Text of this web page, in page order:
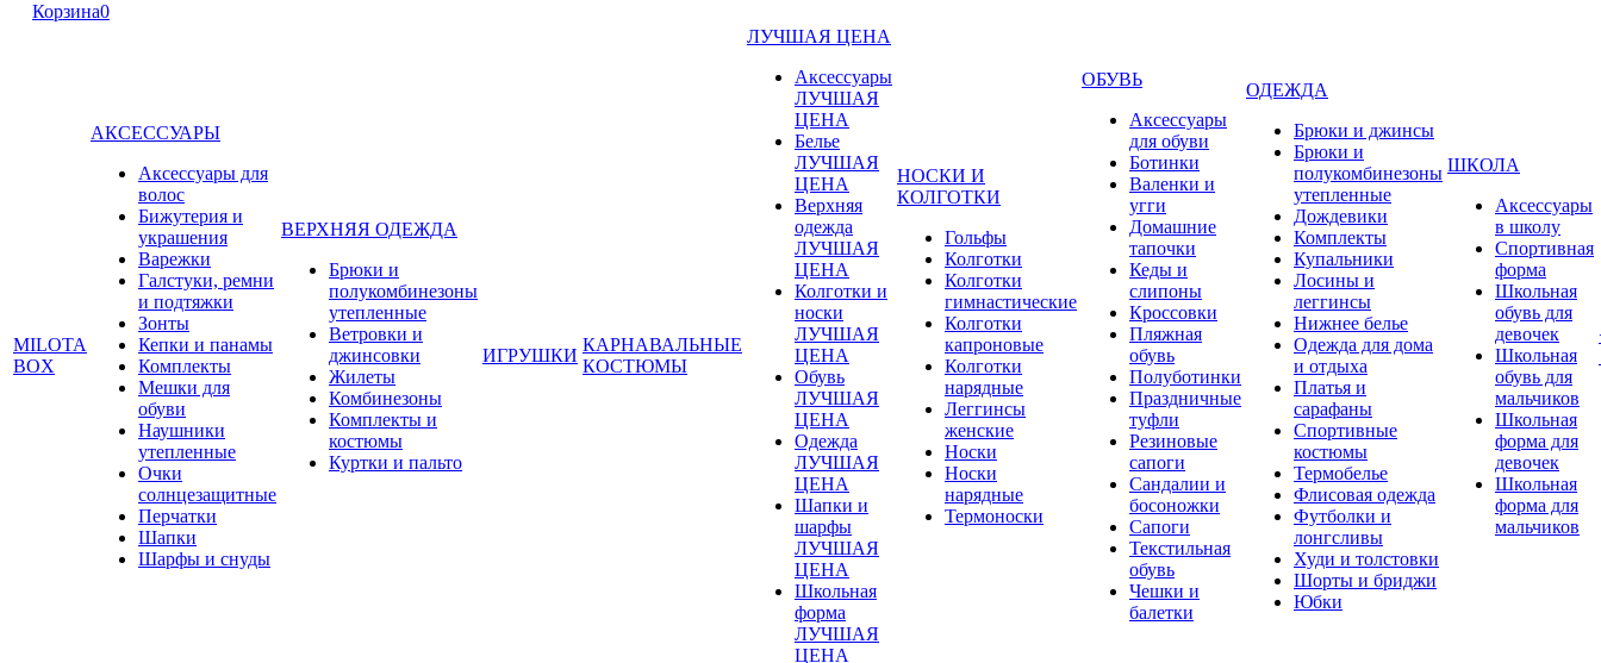
Корзина0
MILOTA
BOX
АКСЕССУАРЫ
Аксессуары для
волос
Бижутерия и
украшения
Варежки
Галстуки, ремни
и подтяжки
Зонты
Кепки и панамы
Комплекты
Мешки для
обуви
Наушники
утепленные
Очки
солнцезащитные
Перчатки
Шапки
Шарфы и снуды
ВЕРХНЯЯ ОДЕЖДА
Брюки и
полукомбинезоны
утепленные
Ветровки и
джинсовки
Жилеты
Комбинезоны
Комплекты и
костюмы
Куртки и пальто
ИГРУШКИ
КАРНАВАЛЬНЫЕ
КОСТЮМЫ
ЛУЧШАЯ ЦЕНА
Аксессуары
ЛУЧШАЯ
ЦЕНА
Белье
ЛУЧШАЯ
ЦЕНА
Верхняя
одежда
ЛУЧШАЯ
ЦЕНА
Колготки и
носки
ЛУЧШАЯ
ЦЕНА
Обувь
ЛУЧШАЯ
ЦЕНА
Одежда
ЛУЧШАЯ
ЦЕНА
Шапки и
шарфы
ЛУЧШАЯ
ЦЕНА
Школьная
форма
ЛУЧШАЯ
ЦЕНА
НОСКИ И
КОЛГОТКИ
Гольфы
Колготки
Колготки
гимнастические
Колготки
капроновые
Колготки
нарядные
Леггинсы
женские
Носки
Носки
нарядные
Термоноски
ОБУВЬ
Аксессуары
для обуви
Ботинки
Валенки и
угги
Домашние
тапочки
Кеды и
слипоны
Кроссовки
Пляжная
обувь
Полуботинки
Праздничные
туфли
Резиновые
сапоги
Сандалии и
босоножки
Сапоги
Текстильная
обувь
Чешки и
балетки
ОДЕЖДА
Брюки и джинсы
Брюки и
полукомбинезоны
утепленные
Дождевики
Комплекты
Купальники
Лосины и
леггинсы
Нижнее белье
Одежда для дома
и отдыха
Платья и
сарафаны
Спортивные
костюмы
Термобелье
Флисовая одежда
Футболки и
лонгсливы
Худи и толстовки
Шорты и бриджи
Юбки
ШКОЛА
Аксессуары
в школу
Спортивная
форма
Школьная
обувь для
девочек
Школьная
обувь для
мальчиков
Школьная
форма для
девочек
Школьная
форма для
мальчиков